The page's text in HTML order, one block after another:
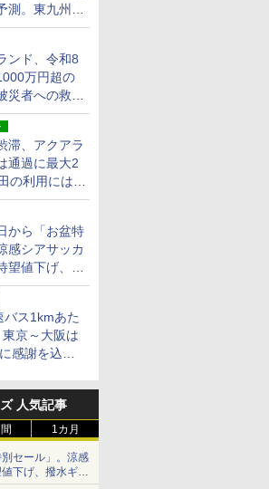
測。東九州道
調整を実施
ンド、令和8
万円超の
災者への救援
滞、アクアラ
通過に最大2
の利用には
の利用検討を
から「お盆特
感シアサッカ
望値下げ、撥
は1990円に
バス1kmあた
京～大阪は
感謝を込め
人気記事
1カ月
セール」。涼感
下げ、撥水ギア